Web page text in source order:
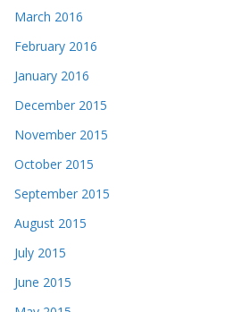
March 2016
February 2016
January 2016
December 2015
November 2015
October 2015
September 2015
August 2015
July 2015
June 2015